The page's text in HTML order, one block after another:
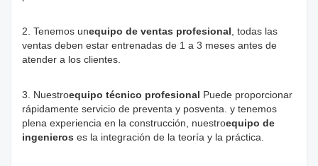
2. Tenemos unequipo de ventas profesional , todas las
ventas deben estar entrenadas de 1 a 3 meses antes de
atender a los clientes.
3. Nuestroequipo técnico profesional Puede proporcionar
rápidamente servicio de preventa y posventa. y tenemos
plena experiencia en la construcción, nuestroequipo de
ingenieros es la integración de la teoría y la práctica.